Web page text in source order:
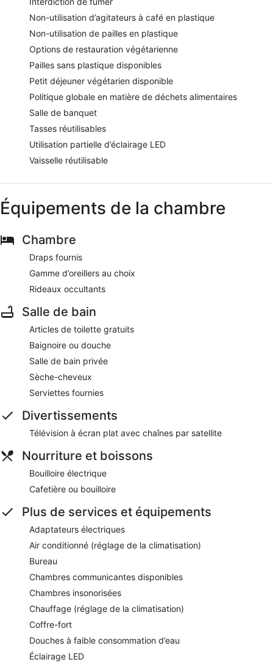
Non-utilisation d’agitateurs à café en plastique
Non-utilisation de pailles en plastique
Options de restauration végétarienne
Pailles sans plastique disponibles
Petit déjeuner végétarien disponible
Politique globale en matière de déchets alimentaires
Salle de banquet
Tasses réutilisables
Utilisation partielle d’éclairage LED
Vaisselle réutilisable
Équipements de la chambre
Chambre
Draps fournis
Gamme d’oreillers au choix
Rideaux occultants
Salle de bain
Articles de toilette gratuits
Baignoire ou douche
Salle de bain privée
Sèche-cheveux
Serviettes fournies
Divertissements
Télévision à écran plat avec chaînes par satellite
Nourriture et boissons
Bouilloire électrique
Cafetière ou bouilloire
Plus de services et équipements
Adaptateurs électriques
Air conditionné (réglage de la climatisation)
Bureau
Chambres communicantes disponibles
Chambres insonorisées
Chauffage (réglage de la climatisation)
Coffre-fort
Douches à faible consommation d’eau
Éclairage LED